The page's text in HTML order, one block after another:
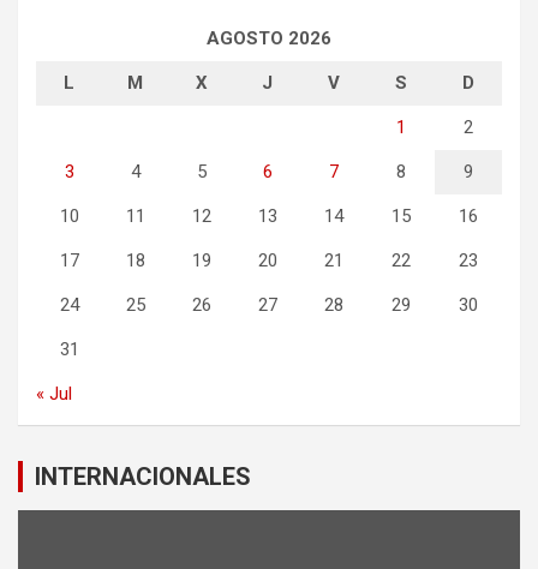
AGOSTO 2026
L M X J V S D
1 2
3 4 5 6 7 8 9
10 11 12 13 14 15 16
17 18 19 20 21 22 23
24 25 26 27 28 29 30
31
« Jul
INTERNACIONALES